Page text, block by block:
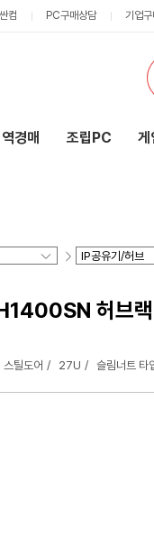
싼컴 PC구매상담 기업
역경매 조립PC 게
허브랙
스틸도어 27U 슬림너트 타